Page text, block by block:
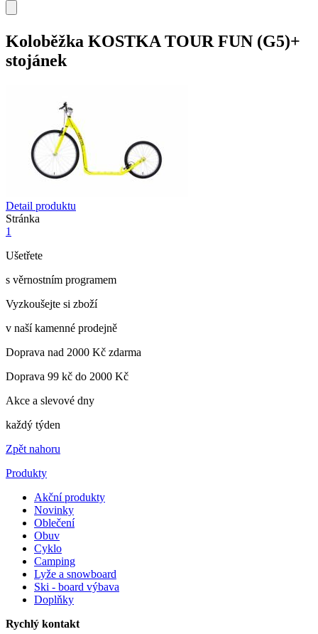
Koloběžka KOSTKA TOUR FUN (G5)+
stojánek
Detail produktu
Stránka
1
Ušetřete
s věrnostním programem
Vyzkoušejte si zboží
v naší kamenné prodejně
Doprava nad 2000 Kč zdarma
Doprava 99 kč do 2000 Kč
Akce a slevové dny
každý týden
Zpět nahoru
Produkty
Akční produkty
Novinky
Oblečení
Obuv
Cyklo
Camping
Lyže a snowboard
Ski - board výbava
Doplňky
Rychlý kontakt